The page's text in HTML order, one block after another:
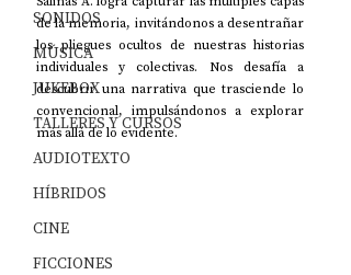
SONIDOS
MÚSICA
JUKEBOX
TALLERES Y CURSOS
AUDIOTEXTO
HÍBRIDOS
CINE
FICCIONES
de la memoria, invitándonos a desentrañar
los pliegues ocultos de nuestras historias
individuales y colectivas. Nos desafía a
descubrir una narrativa que trasciende lo
convencional, impulsándonos a explorar
más allá de lo evidente.